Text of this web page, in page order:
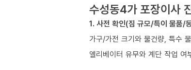
수성동4가 포장이사
1. 사전 확인(짐 규모/특이 물품/
가구/가전 크기와 물건량, 특수
엘리베이터 유무와 계단 작업